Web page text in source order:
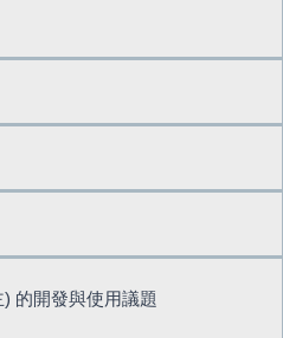
的開發與使用議題